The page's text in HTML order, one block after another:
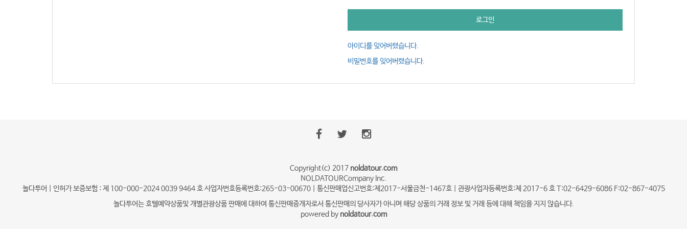
로그인
아이디를 잊어버렸습니다.
비밀번호를 잊어버렸습니다.
Copyright(c) 2017 noldatour.com
NOLDATOURCompany Inc.
놀다투어 | 인허가 보증보험 : 제 100-000-2024 0039 9464 호 사업자번호등록번호:265-03-00670 | 통신판매업신고번호:제2017-서울금천-1467호 | 관광사업자등록번호:제 2017-6 호 T:02-6429-6086 F:02-867-4075
놀다투어는 호텔예약상품및 개별관광상품 판매에 대하여 통신판매중개자로서 통신판매의 당사자가 아니며 해당 상품의 거래 정보 및 거래 등에 대해 책임을 지지 않습니다.
powered by noldatour.com